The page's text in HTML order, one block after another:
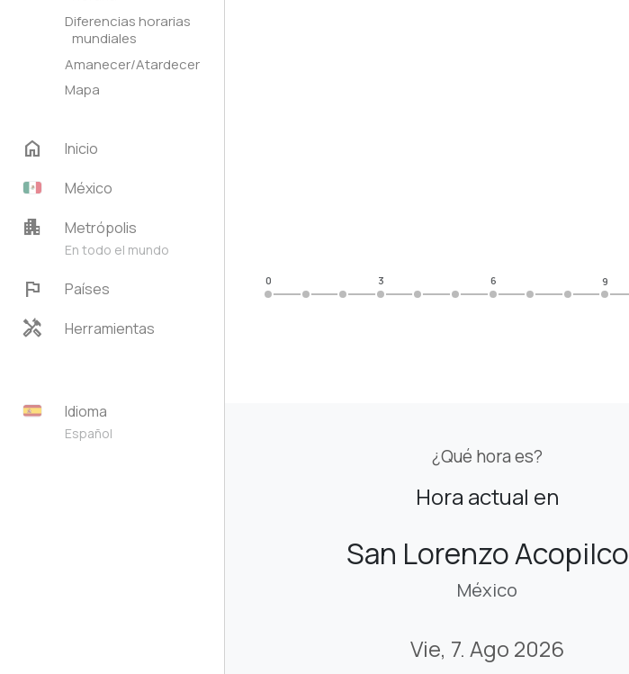
Diferencias horarias
mundiales
Amanecer/Atardecer
Mapa
home
Inicio
México
apartment Metrópolis
En todo el mundo
flag Países
handyman Herramientas
Idioma
Español
0 3 6 9
¿Qué hora es?
Hora actual en
San Lorenzo Acopilco
México
Vie, 7. Ago 2026